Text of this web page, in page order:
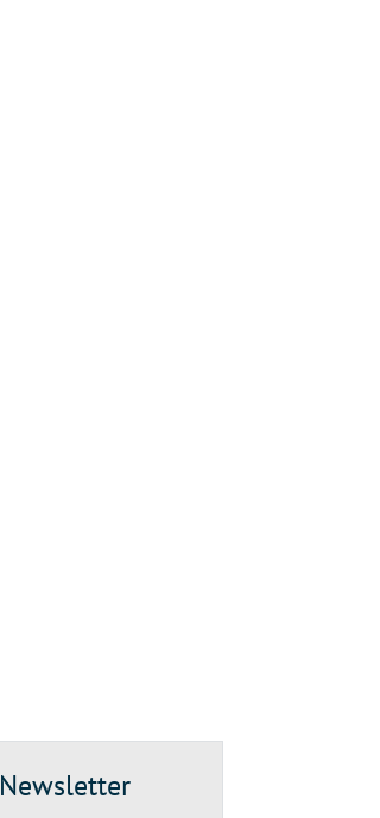
Newsletter